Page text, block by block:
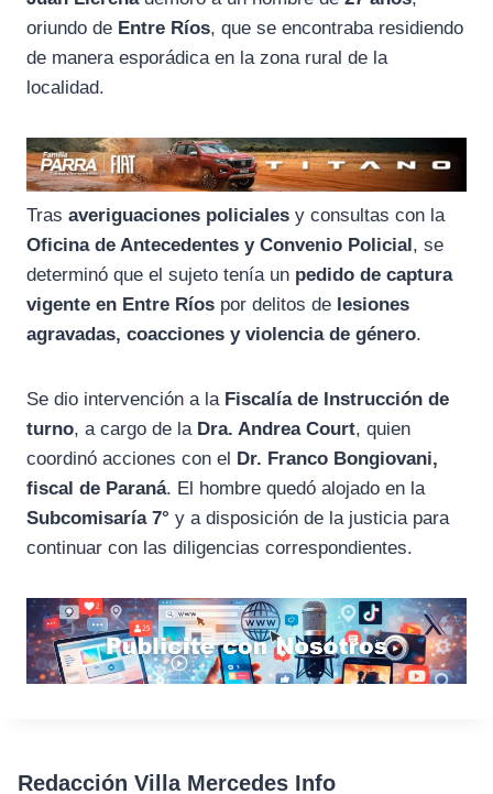
b
o
o
g
r
s
A
oriundo de Entre Ríos, que se encontraba residiendo
de manera esporádica en la zona rural de la
localidad.
Tras averiguaciones policiales y consultas con la
Oficina de Antecedentes y Convenio Policial, se
determinó que el sujeto tenía un pedido de captura
vigente en Entre Ríos por delitos de lesiones
agravadas, coacciones y violencia de género.
Se dio intervención a la Fiscalía de Instrucción de
turno, a cargo de la Dra. Andrea Court, quien
coordinó acciones con el Dr. Franco Bongiovani,
fiscal de Paraná. El hombre quedó alojado en la
Subcomisaría 7° y a disposición de la justicia para
continuar con las diligencias correspondientes.
Redacción Villa Mercedes Info